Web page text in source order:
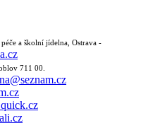
a školní jídelna, Ostrava -
711 00.